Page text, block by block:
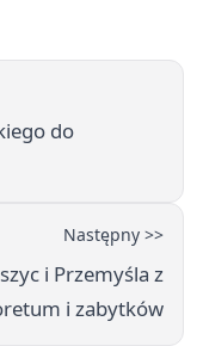
do
Następny >>
i Przemyśla z
i zabytków